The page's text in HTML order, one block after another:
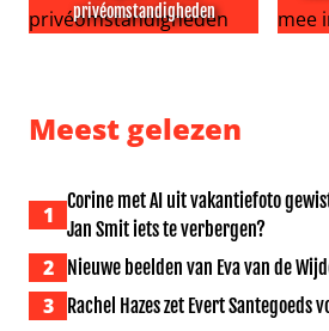
privéomstandigheden
Meest gelezen
1
Corine met AI uit vakantiefoto
Jan Smit iets te verbergen?
2 Nieuwe beelden van Eva van de
3 Rachel Hazes zet Evert Santegoeds